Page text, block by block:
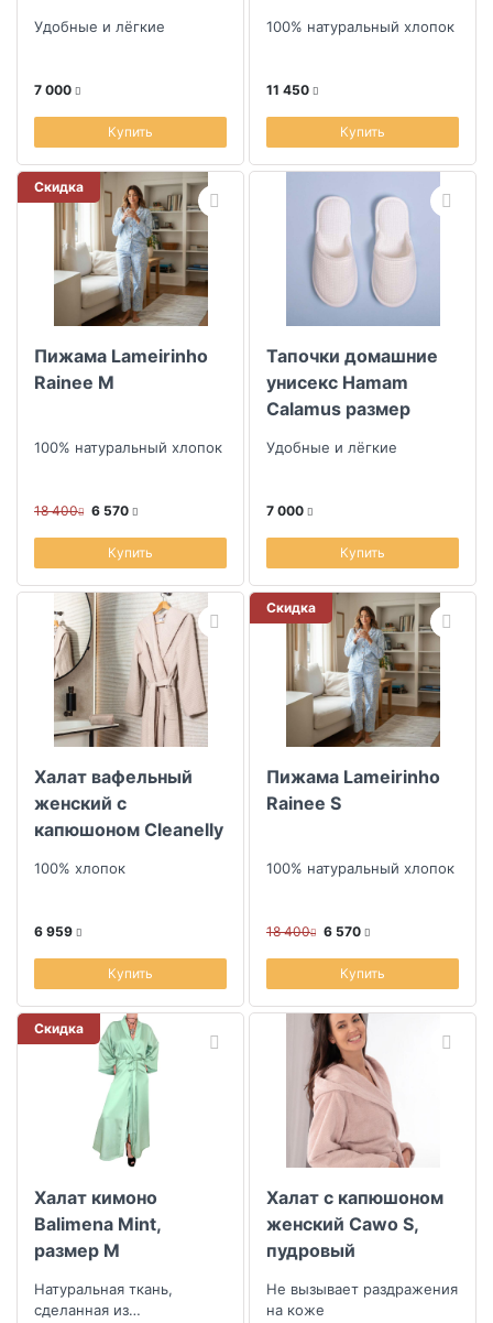
Удобные и лёгкие
7 000
Купить
100% натуральный хлопок
11 450
Купить
Скидка
Пижама Lameirinho
Rainee M
100% натуральный хлопок
18 400 6 570
Купить
Тапочки домашние
унисекс Hamam
Calamus размер
Удобные и лёгкие
7 000
Купить
Халат вафельный
женский с
капюшоном Cleanelly
100% хлопок
6 959
Купить
Скидка
Пижама Lameirinho
Rainee S
100% натуральный хлопок
18 400 6 570
Купить
Скидка
Халат кимоно
Balimena Mint,
размер M
Натуральная ткань,
сделанная из
Халат с капюшоном
женский Cawo S,
пудровый
Не вызывает раздражения
на коже